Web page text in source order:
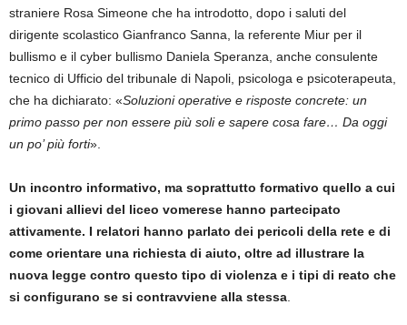
straniere Rosa Simeone che ha introdotto, dopo i saluti del
dirigente scolastico Gianfranco Sanna, la referente Miur per il
bullismo e il cyber bullismo Daniela Speranza, anche consulente
tecnico di Ufficio del tribunale di Napoli, psicologa e psicoterapeuta,
che ha dichiarato: «Soluzioni operative e risposte concrete: un
primo passo per non essere più soli e sapere cosa fare… Da oggi
un po’ più forti».
Un incontro informativo, ma soprattutto formativo quello a cui
i giovani allievi del liceo vomerese hanno partecipato
attivamente. I relatori hanno parlato dei pericoli della rete e di
come orientare una richiesta di aiuto, oltre ad illustrare la
nuova legge contro questo tipo di violenza e i tipi di reato che
si configurano se si contravviene alla stessa.